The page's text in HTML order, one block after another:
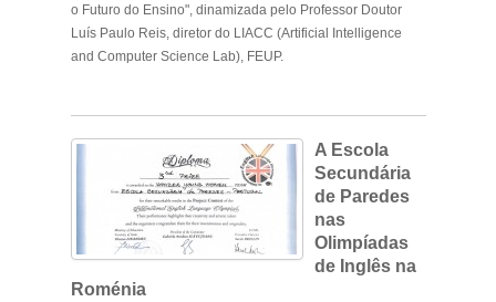
o Futuro do Ensino", dinamizada pelo Professor Doutor
Luís Paulo Reis, diretor do LIACC (Artificial Intelligence
and Computer Science Lab), FEUP.
A Escola
Secundária
de Paredes
nas
Olimpíadas
de Inglês na
Roménia